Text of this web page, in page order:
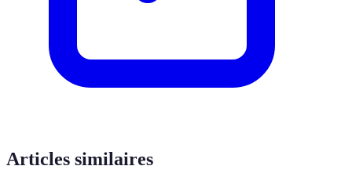
Articles similaires